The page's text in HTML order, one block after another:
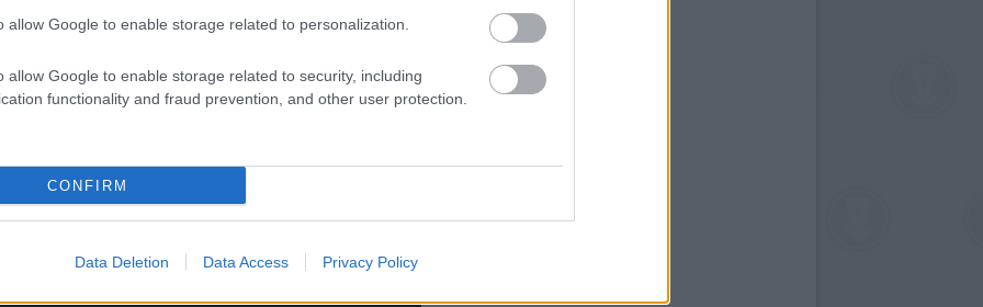
allow Google to enable storage related to personalization.
allow Google to enable storage related to security, including
functionality and fraud prevention, and other user protection.
CONFIRM
Data Deletion Data Access Privacy Policy